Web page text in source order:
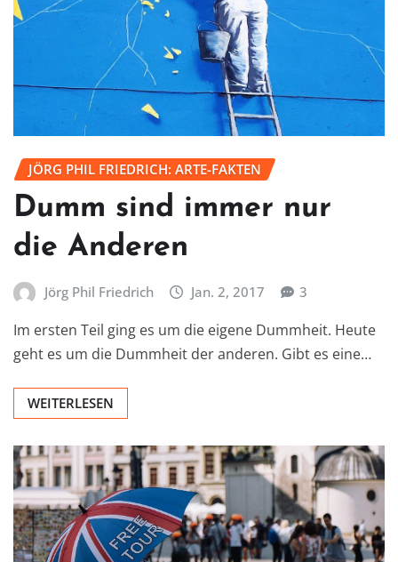
JÖRG PHIL FRIEDRICH: ARTE-FAKTEN
Dumm sind immer nur
die Anderen
Jörg Phil Friedrich Jan. 2, 2017 3
Im ersten Teil ging es um die eigene Dummheit. Heute
geht es um die Dummheit der anderen. Gibt es eine…
WEITERLESEN